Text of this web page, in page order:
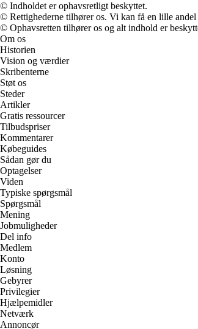
© Indholdet er ophavsretligt beskyttet.
© Rettighederne tilhører os. Vi kan få en lille
© Ophavsretten tilhører os og alt indhold er
Om os
Historien
Vision og værdier
Skribenterne
Støt os
Steder
Artikler
Gratis ressourcer
Tilbudspriser
Kommentarer
Købeguides
Sådan gør du
Optagelser
Viden
Typiske spørgsmål
Spørgsmål
Mening
Jobmuligheder
Del info
Medlem
Konto
Løsning
Gebyrer
Privilegier
Hjælpemidler
Netværk
Annoncør